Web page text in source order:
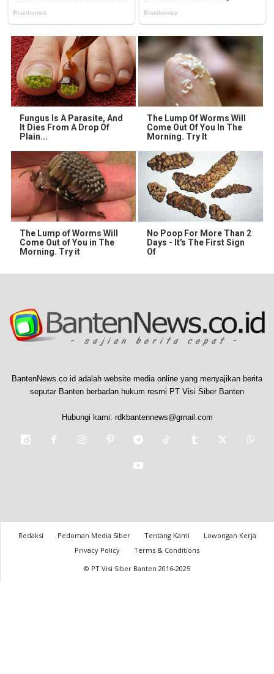
Fungus Is A Parasite, And
It Dies From A Drop Of
Plain...
The Lump Of Worms Will
Come Out Of You In The
Morning. Try It
The Lump of Worms Will
Come Out of You in The
Morning. Try it
No Poop For More Than 2
Days - It's The First Sign
Of
BantenNews.co.id adalah website media online yang menyajikan berita
seputar Banten berbadan hukum resmi PT Visi Siber Banten
Hubungi kami: rdkbantennews@gmail.com
Redaksi Pedoman Media Siber Tentang Kami
Lowongan Kerja
Privacy Policy
Terms & Conditions
© PT Visi Siber Banten 2016-2025